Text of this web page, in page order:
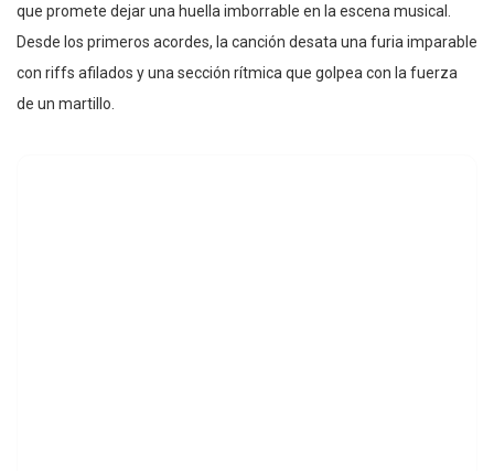
que promete dejar una huella imborrable en la escena musical.
Desde los primeros acordes, la canción desata una furia imparable
con riffs afilados y una sección rítmica que golpea con la fuerza
de un martillo.